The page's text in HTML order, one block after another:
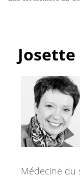
Médecine du